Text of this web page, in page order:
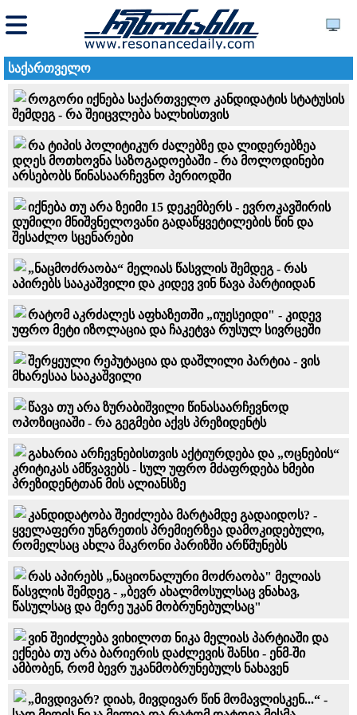
საქართველო
როგორი იქნება საქართველო კანდიდატის სტატუსის
შემდეგ - რა შეიცვლება ხალხისთვის
რა ტიპის პოლიტიკურ ძალებზე და ლიდერებზეა
დღეს მოთხოვნა საზოგადოებაში - რა მოლოდინები
არსებობს წინასაარჩევნო პერიოდში
იქნება თუ არა ზეიმი 15 დეკემბერს - ევროკავშირის
დუმილი მნიშვნელოვანი გადაწყვეტილების წინ და
შესაძლო სცენარები
„ნაცმოძრაობა“ მელიას წასვლის შემდეგ - რას
აპირებს სააკაშვილი და კიდევ ვინ წავა პარტიიდან
რატომ აკრძალეს აფხაზეთში „იუესეიდი" - კიდევ
უფრო მეტი იზოლაცია და ჩაკეტვა რუსულ სივრცეში
შერყეული რეპუტაცია და დაშლილი პარტია - ვის
მხარესაა სააკაშვილი
წავა თუ არა ზურაბიშვილი წინასაარჩევნოდ
ოპოზიციაში - რა გეგმები აქვს პრეზიდენტს
გახარია არჩევნებისთვის აქტიურდება და „ოცნების“
კრიტიკას ამწვავებს - სულ უფრო მძაფრდება ხმები
პრეზიდენტთან მის ალიანსზე
კანდიდატობა შეიძლება მარტამდე გადაიდოს? -
ყველაფერი უნგრეთის პრემიერზეა დამოკიდებული,
რომელსაც ახლა მაკრონი პარიზში არწმუნებს
რას აპირებს „ნაციონალური მოძრაობა" მელიას
წასვლის შემდეგ - „ბევრ ახალმოსულსაც ვნახავ,
წასულსაც და მერე უკან მობრუნებულსაც"
ვინ შეიძლება ვიხილოთ ნიკა მელიას პარტიაში და
ექნება თუ არა ბარიერის დაძლევის შანსი - ენმ-ში
ამბობენ, რომ ბევრ უკანმობრუნებულს ნახავენ
„მივდივარ? დიახ, მივდივარ წინ მომავლისკენ...“ -